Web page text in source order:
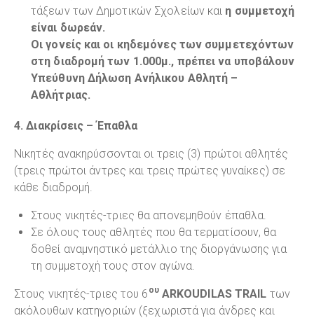
τάξεων των Δημοτικών Σχολείων και η συμμετοχή
είναι δωρεάν.
Οι γονείς και οι κηδεμόνες των συμμετεχόντων
στη διαδρομή των 1.000μ., πρέπει να υποβάλουν
Υπεύθυνη Δήλωση Ανήλικου Αθλητή –
Αθλήτριας.
4. Διακρίσεις – Έπαθλα
Νικητές ανακηρύσσονται οι τρεις (3) πρώτοι αθλητές
(τρεις πρώτοι άντρες και τρεις πρώτες γυναίκες) σε
κάθε διαδρομή.
Στους νικητές-τριες θα απονεμηθούν έπαθλα.
Σε όλους τους αθλητές που θα τερματίσουν, θα
δοθεί αναμνηστικό μετάλλιο της διοργάνωσης για
τη συμμετοχή τους στον αγώνα.
Στους νικητές-τριες του 6 ουARKOUDILAS TRAIL των
ακόλουθων κατηγοριών (ξεχωριστά για άνδρες και